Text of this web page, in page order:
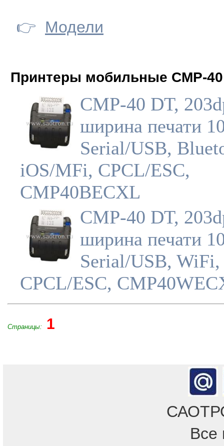
👉 Модели
Принтеры мобильные CMP-40
CMP-40 DT,
ширина печати
Serial/USB,
iOS/MFi, CPCL/ESC,
CMP40BECXL
CMP-40 DT,
ширина печати
Serial/USB, WiFi,
CPCL/ESC,
Страницы: 1
Все